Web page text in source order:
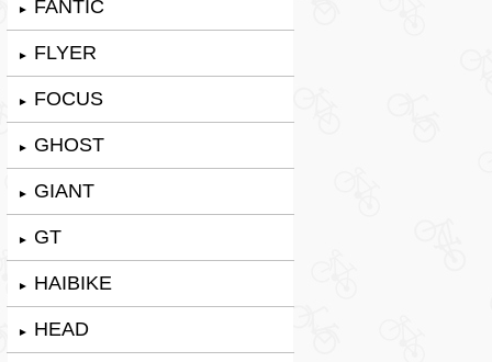
► FANTIC
► FLYER
► FOCUS
► GHOST
► GIANT
► GT
► HAIBIKE
► HEAD